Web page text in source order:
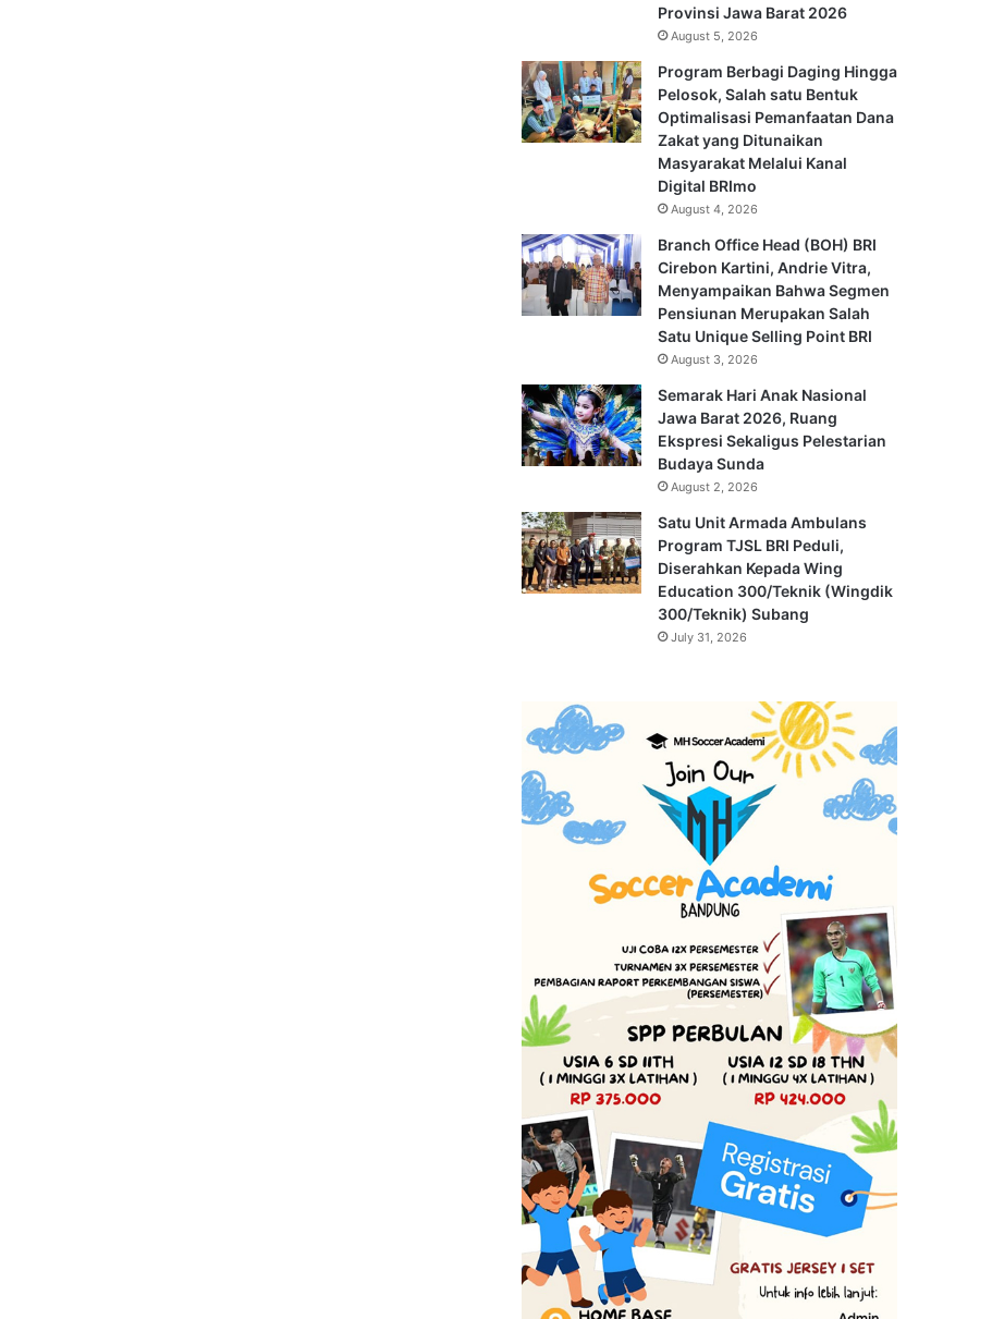
Provinsi Jawa Barat 2026
August 5, 2026
Program Berbagi Daging Hingga
Pelosok, Salah satu Bentuk
Optimalisasi Pemanfaatan Dana
Zakat yang Ditunaikan
Masyarakat Melalui Kanal
Digital BRImo
August 4, 2026
Branch Office Head (BOH) BRI
Cirebon Kartini, Andrie Vitra,
Menyampaikan Bahwa Segmen
Pensiunan Merupakan Salah
Satu Unique Selling Point BRI
August 3, 2026
Semarak Hari Anak Nasional
Jawa Barat 2026, Ruang
Ekspresi Sekaligus Pelestarian
Budaya Sunda
August 2, 2026
Satu Unit Armada Ambulans
Program TJSL BRI Peduli,
Diserahkan Kepada Wing
Education 300/Teknik (Wingdik
300/Teknik) Subang
July 31, 2026